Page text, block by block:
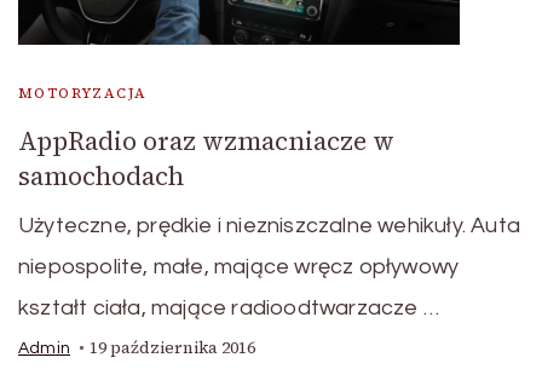
MOTORYZACJA
AppRadio oraz wzmacniacze w
samochodach
Użyteczne, prędkie i niezniszczalne wehikuły. Auta
niepospolite, małe, mające wręcz opływowy
kształt ciała, mające radioodtwarzacze …
Admin 19 października 2016